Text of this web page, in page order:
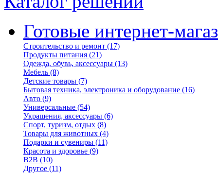
Готовые интернет-
Строительство и ремонт (17)
Продукты питания (21)
Одежда, обувь, аксессуары (13)
Мебель (8)
Детские товары (7)
Бытовая техника, электроника и оборудование (16)
Авто (9)
Универсальные (54)
Украшения, аксессуары (6)
Спорт, туризм, отдых (8)
Товары для животных (4)
Подарки и сувениры (11)
Красота и здоровье (9)
B2B (10)
Другое (11)